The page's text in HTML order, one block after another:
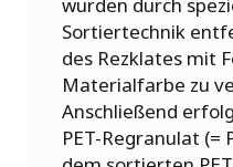
Sortiertechnik
des Rezklates mit
Materialfarbe zu
Anschließend
PET-Regranulat (=